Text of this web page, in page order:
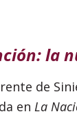
la
de
en La